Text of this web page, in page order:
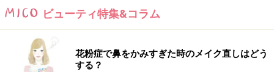
・反動や勢いをつけないように注意
手の指を開いて安定させる。
ビューティ特集&コラム
花粉症で鼻をかみすぎた時のメイク直しはどう
する？